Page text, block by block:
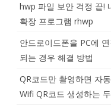
hwp 파일 보안 걱정 끝!
확장 프로그램 rhwp
안드로이드폰을 PC에
되는 경우 해결 방법
QR코드만 촬영하면 자
Wifi QR코드 생성하는